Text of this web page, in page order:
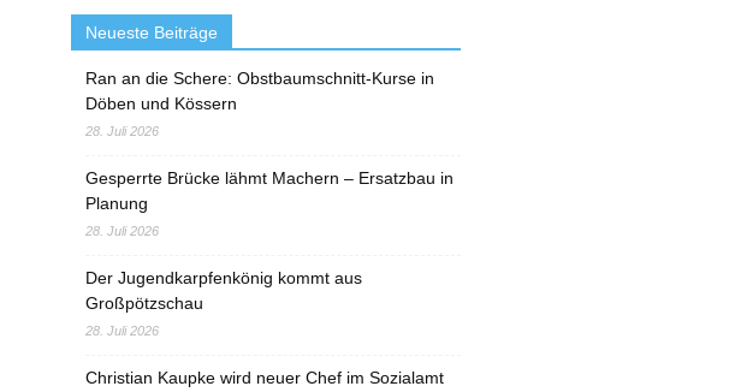
Neueste Beiträge
Ran an die Schere: Obstbaumschnitt-Kurse in
Döben und Kössern
28. Juli 2026
Gesperrte Brücke lähmt Machern – Ersatzbau in
Planung
28. Juli 2026
Der Jugendkarpfenkönig kommt aus
Großpötzschau
28. Juli 2026
Christian Kaupke wird neuer Chef im Sozialamt